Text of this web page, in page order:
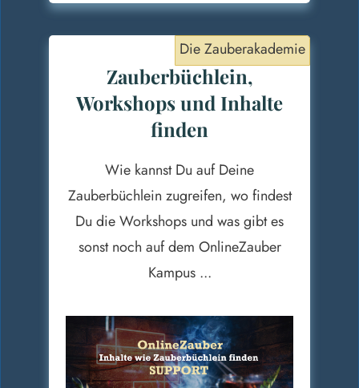
Die Zauberakademie
Zauberbüchlein,
Workshops und Inhalte
finden
Wie kannst Du auf Deine
Zauberbüchlein zugreifen, wo findest
Du die Workshops und was gibt es
sonst noch auf dem OnlineZauber
Kampus ...